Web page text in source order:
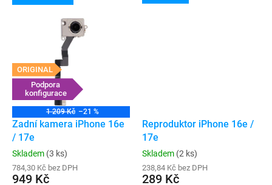
ORIGINAL
Podpora
konfigurace
1 209 Kč –21 %
Zadní kamera iPhone 16e
/ 17e
Skladem (3 ks)
784,30 Kč bez DPH
949 Kč
Reproduktor iPhone 16e /
17e
Skladem (2 ks)
238,84 Kč bez DPH
289 Kč